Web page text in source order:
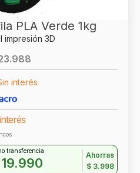
PLA Verde 1kg
impresión 3D
interés
transferencia
19.990
Ahorras
$3.998